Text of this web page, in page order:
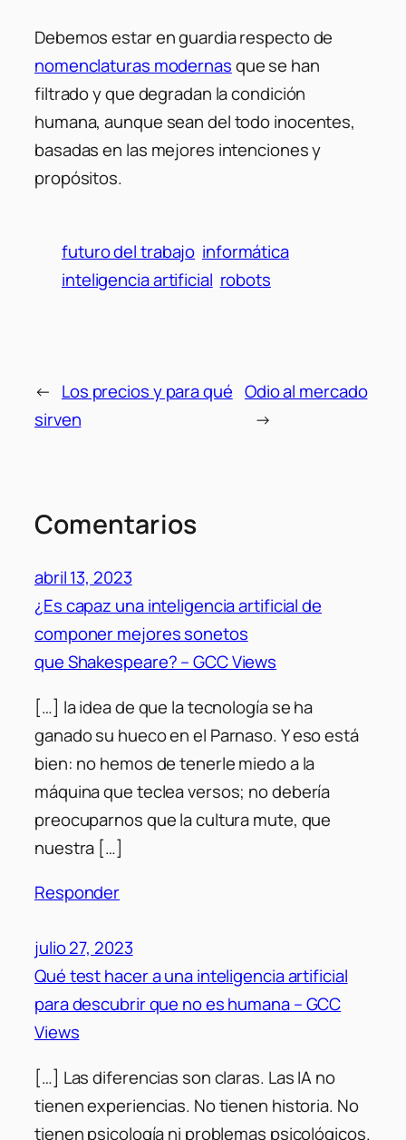
Debemos estar en guardia respecto de
nomenclaturas modernasque se han
filtrado y que degradan la condición
humana, aunque sean del todo inocentes,
basadas en las mejores intenciones y
propósitos.
futuro del trabajo informática
inteligencia artificial robots
← Los precios y para qué
sirven
Odio al mercado
→
Comentarios
abril 13, 2023
¿Es capaz una inteligencia artificial de
componer mejores sonetos
que Shakespeare? – GCC Views
[…] la idea de que la tecnología se ha
ganado su hueco en el Parnaso. Y eso está
bien: no hemos de tenerle miedo a la
máquina que teclea versos; no debería
preocuparnos que la cultura mute, que
nuestra […]
Responder
julio 27, 2023
Qué test hacer a una inteligencia artificial
para descubrir que no es humana – GCC
Views
[…] Las diferencias son claras. Las IA no
tienen experiencias. No tienen historia. No
tienen psicología ni problemas psicológicos.